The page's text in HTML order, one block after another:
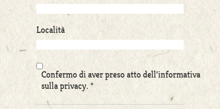
Località
Confermo di aver preso atto dell’informativa
sulla privacy. *